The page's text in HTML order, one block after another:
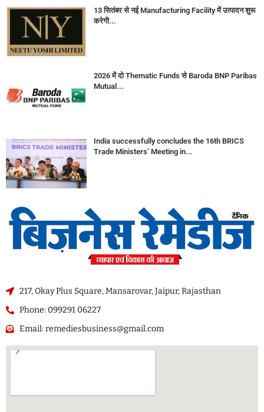
13 सितंबर से नई Manufacturing Facility में उत्पादन शुरू
करेगी...
2026 में दो Thematic Funds से Baroda BNP Paribas
Mutual...
India successfully concludes the 16th BRICS
Trade Ministers’ Meeting in...
217, Okay Plus Square, Mansarovar, Jaipur, Rajasthan
Phone: 099291 06227
Email: remediesbusiness@gmail.com